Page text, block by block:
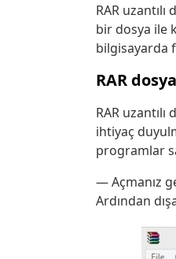
RAR uzantılı
bir dosya ile
bilgisayarda
RAR
RAR
ihtiyaç
programlar
— Açmanız
Ardından